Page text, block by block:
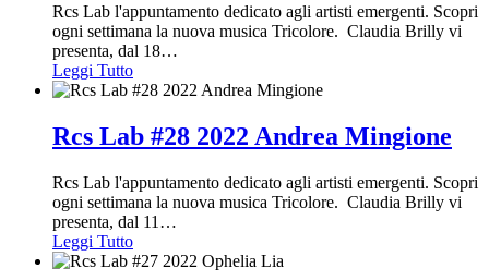
Rcs Lab l'appuntamento dedicato agli artisti emergenti. Scopri
ogni settimana la nuova musica Tricolore. Claudia Brilly vi
presenta, dal 18…
Leggi Tutto
Rcs Lab #28 2022 Andrea Mingione
Rcs Lab l'appuntamento dedicato agli artisti emergenti. Scopri
ogni settimana la nuova musica Tricolore. Claudia Brilly vi
presenta, dal 11 …
Leggi Tutto